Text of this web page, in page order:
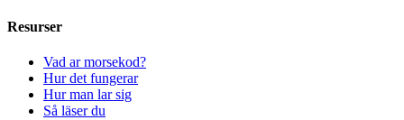
Resurser
Vad ar morsekod?
Hur det fungerar
Hur man lar sig
Så läser du